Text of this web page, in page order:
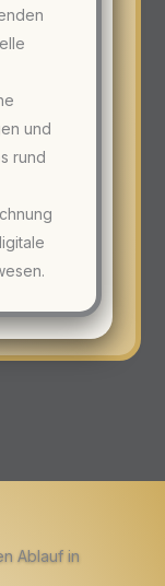
und
rund
Ablauf in